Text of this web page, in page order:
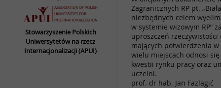
Stowarzyszenie Polskich
Uniwersytetów na rzecz
Internacjonalizacji (APUI)
Zagranicznych RP pt.
niezbędnych celem
w systemie wizowym RP”
uproszczeń
mających potwierdzenia
wielu miejscach odnosi
kwestii rynku pracy oraz
uczelni.
prof. dr hab. Jan Fazlagić